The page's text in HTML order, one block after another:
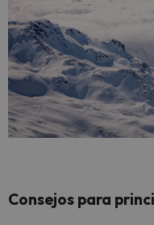
Consejos para